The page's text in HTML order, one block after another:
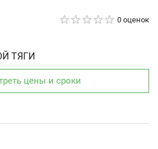
0 оценок
ТЯГИ
цены и сроки